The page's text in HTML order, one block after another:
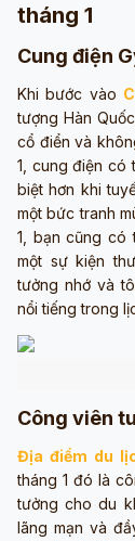
tháng 1
Cung điện
Khi bước vào
tượng Hàn
cổ điển và
1, cung điện có
biệt hơn khi
một bức tranh
1, bạn cũng có
một sự kiện
tưởng nhớ và
nổi tiếng trong
Công viên
Địa điểm du
tháng 1 đó là
tưởng cho du
lãng mạn và